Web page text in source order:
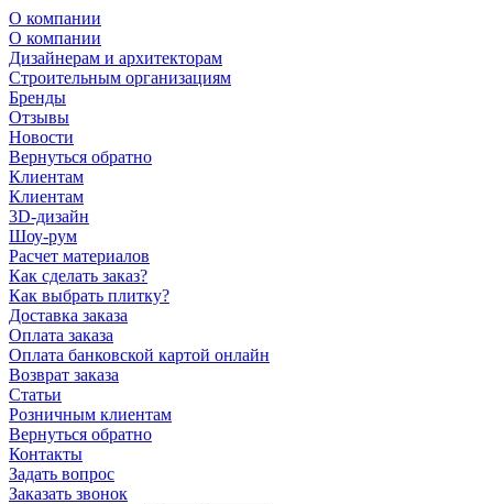
О компании
О компании
Дизайнерам и архитекторам
Строительным организациям
Бренды
Отзывы
Новости
Вернуться обратно
Клиентам
Клиентам
3D-дизайн
Шоу-рум
Расчет материалов
Как сделать заказ?
Как выбрать плитку?
Доставка заказа
Оплата заказа
Оплата банковской картой онлайн
Возврат заказа
Статьи
Розничным клиентам
Вернуться обратно
Контакты
Задать вопрос
Заказать звонок